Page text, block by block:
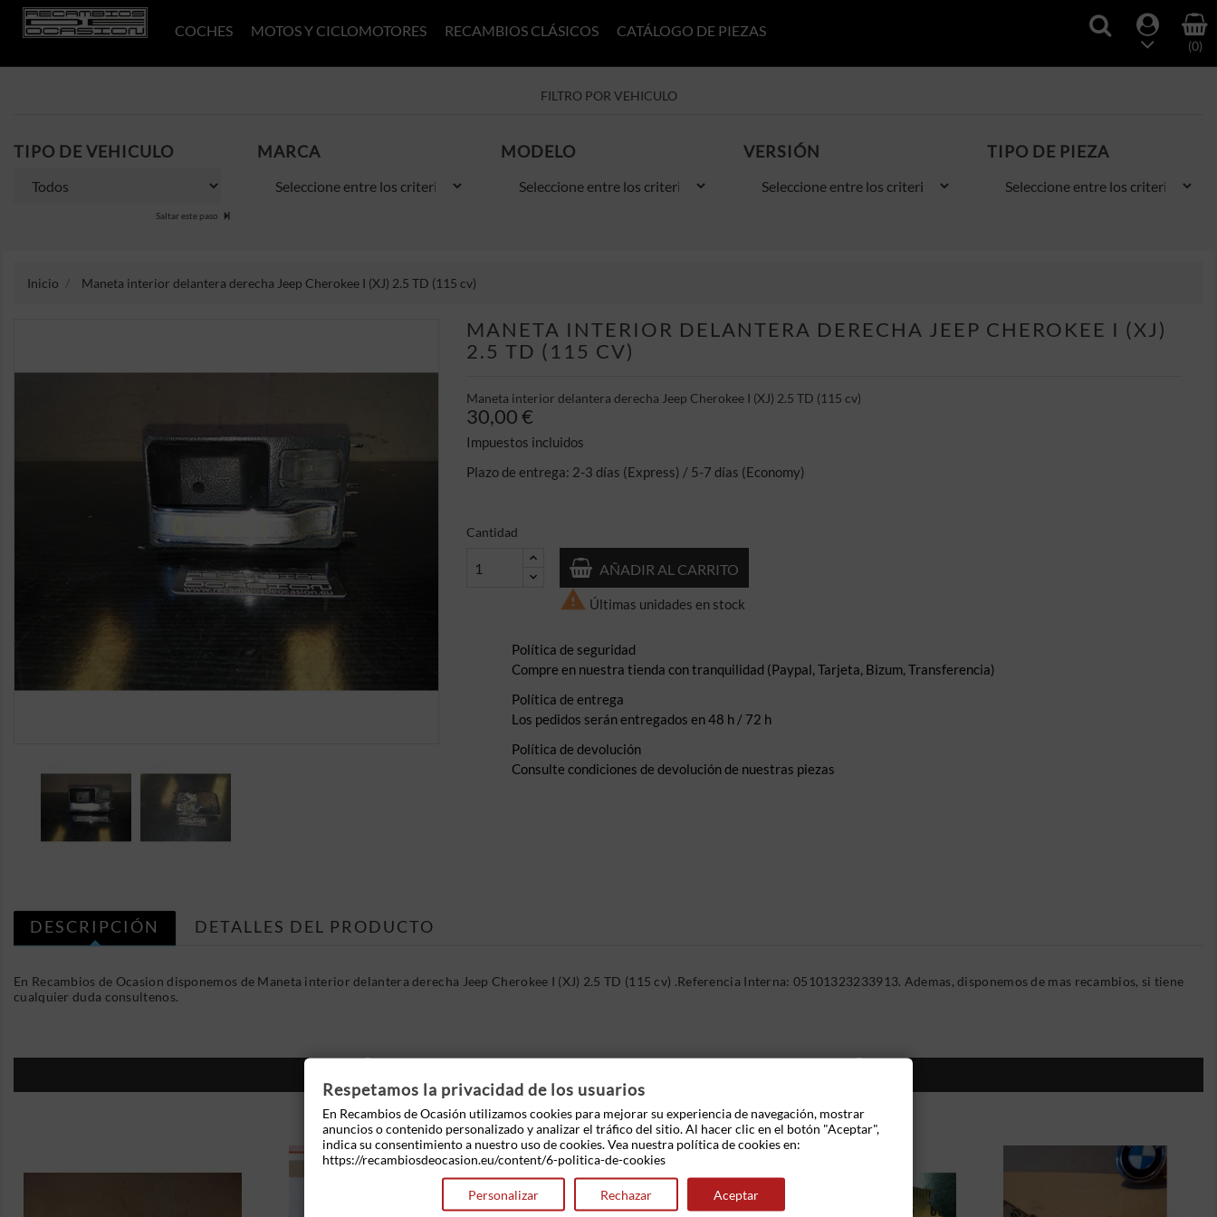
COCHES MOTOS Y CICLOMOTORES RECAMBIOS CLÁSICOS CATÁLOGO DE PIEZAS
(0)
FILTRO POR VEHICULO
TIPO DE VEHICULO
Saltar este paso
MARCA MODELO VERSIÓN TIPO DE PIEZA
Inicio Maneta interior delantera derecha Jeep Cherokee I (XJ) 2.5 TD (115 cv)
MANETA INTERIOR DELANTERA DERECHA JEEP CHEROKEE I (XJ)
2.5 TD (115 CV)
Maneta interior delantera derecha Jeep Cherokee I (XJ) 2.5 TD (115 cv)
30,00 €
Impuestos incluidos
Plazo de entrega: 2-3 días (Express) / 5-7 días (Economy)
Cantidad
AÑADIR AL CARRITO
 Últimas unidades en stock
Política de seguridad
Compre en nuestra tienda con tranquilidad (Paypal, Tarjeta, Bizum, Transferencia)
Política de entrega
Los pedidos serán entregados en 48 h / 72 h
Política de devolución
Consulte condiciones de devolución de nuestras piezas
DESCRIPCIÓN DETALLES DEL PRODUCTO
En Recambios de Ocasion disponemos de Maneta interior delantera derecha Jeep Cherokee I (XJ) 2.5 TD (115 cv) .Referencia Interna: 05101323233913. Ademas, disponemos de mas recambios, si tiene
cualquier duda consultenos.
Respetamos la privacidad de los usuarios
En Recambios de Ocasión utilizamos cookies para mejorar su experiencia de navegación, mostrar
anuncios o contenido personalizado y analizar el tráfico del sitio. Al hacer clic en el botón "Aceptar",
indica su consentimiento a nuestro uso de cookies. Vea nuestra política de cookies en:
https://recambiosdeocasion.eu/content/6-politica-de-cookies
Personalizar Rechazar Aceptar